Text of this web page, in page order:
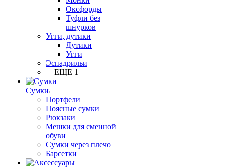
Оксфорды
Туфли без
шнурков
Угги, дутики
Дутики
Угги
Эспадрильи
+ ЕЩЕ 1
Сумки
Портфели
Поясные сумки
Рюкзаки
Мешки для сменной
обуви
Сумки через плечо
Барсетки